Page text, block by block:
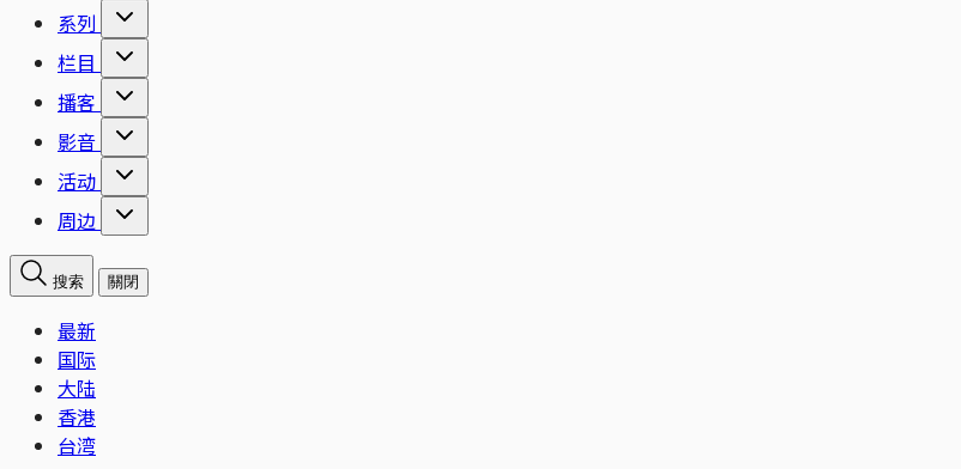
系列
栏目
播客
影音
活动
周边
搜索 關閉
最新
国际
大陆
香港
台湾